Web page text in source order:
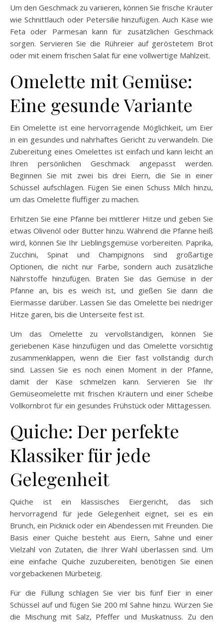
Um den Geschmack zu variieren, können Sie frische Kräuter
wie Schnittlauch oder Petersilie hinzufügen. Auch Käse wie
Feta oder Parmesan kann für zusätzlichen Geschmack
sorgen. Servieren Sie die Rühreier auf geröstetem Brot
oder mit einem frischen Salat für eine vollwertige Mahlzeit.
Omelette mit Gemüse:
Eine gesunde Variante
Ein Omelette ist eine hervorragende Möglichkeit, um Eier
in ein gesundes und nahrhaftes Gericht zu verwandeln. Die
Zubereitung eines Omelettes ist einfach und kann leicht an
Ihren persönlichen Geschmack angepasst werden.
Beginnen Sie mit zwei bis drei Eiern, die Sie in einer
Schüssel aufschlagen. Fügen Sie einen Schuss Milch hinzu,
um das Omelette fluffiger zu machen.
Erhitzen Sie eine Pfanne bei mittlerer Hitze und geben Sie
etwas Olivenöl oder Butter hinzu. Während die Pfanne heiß
wird, können Sie Ihr Lieblingsgemüse vorbereiten. Paprika,
Zucchini, Spinat und Champignons sind großartige
Optionen, die nicht nur Farbe, sondern auch zusätzliche
Nährstoffe hinzufügen. Braten Sie das Gemüse in der
Pfanne an, bis es weich ist, und gießen Sie dann die
Eiermasse darüber. Lassen Sie das Omelette bei niedriger
Hitze garen, bis die Unterseite fest ist.
Um das Omelette zu vervollständigen, können Sie
geriebenen Käse hinzufügen und das Omelette vorsichtig
zusammenklappen, wenn die Eier fast vollständig durch
sind. Lassen Sie es noch einen Moment in der Pfanne,
damit der Käse schmelzen kann. Servieren Sie Ihr
Gemüseomelette mit frischen Kräutern und einer Scheibe
Vollkornbrot für ein gesundes Frühstück oder Mittagessen.
Quiche: Der perfekte
Klassiker für jede
Gelegenheit
Quiche ist ein klassisches Eiergericht, das sich
hervorragend für jede Gelegenheit eignet, sei es ein
Brunch, ein Picknick oder ein Abendessen mit Freunden. Die
Basis einer Quiche besteht aus Eiern, Sahne und einer
Vielzahl von Zutaten, die Ihrer Wahl überlassen sind. Um
eine einfache Quiche zuzubereiten, benötigen Sie einen
vorgebackenen Mürbeteig.
Für die Füllung schlagen Sie vier bis fünf Eier in einer
Schüssel auf und fügen Sie 200 ml Sahne hinzu. Würzen Sie
die Mischung mit Salz, Pfeffer und Muskatnuss. Zu den